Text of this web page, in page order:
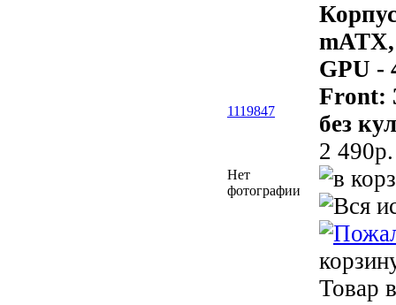
1119847
Нет
фотографии
mATX,
GPU -
Front:
без
2 490p.
Товар